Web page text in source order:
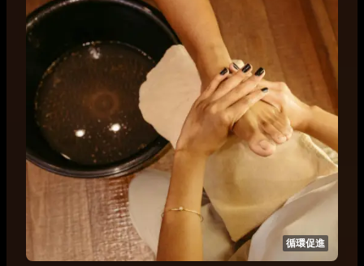
循環促進